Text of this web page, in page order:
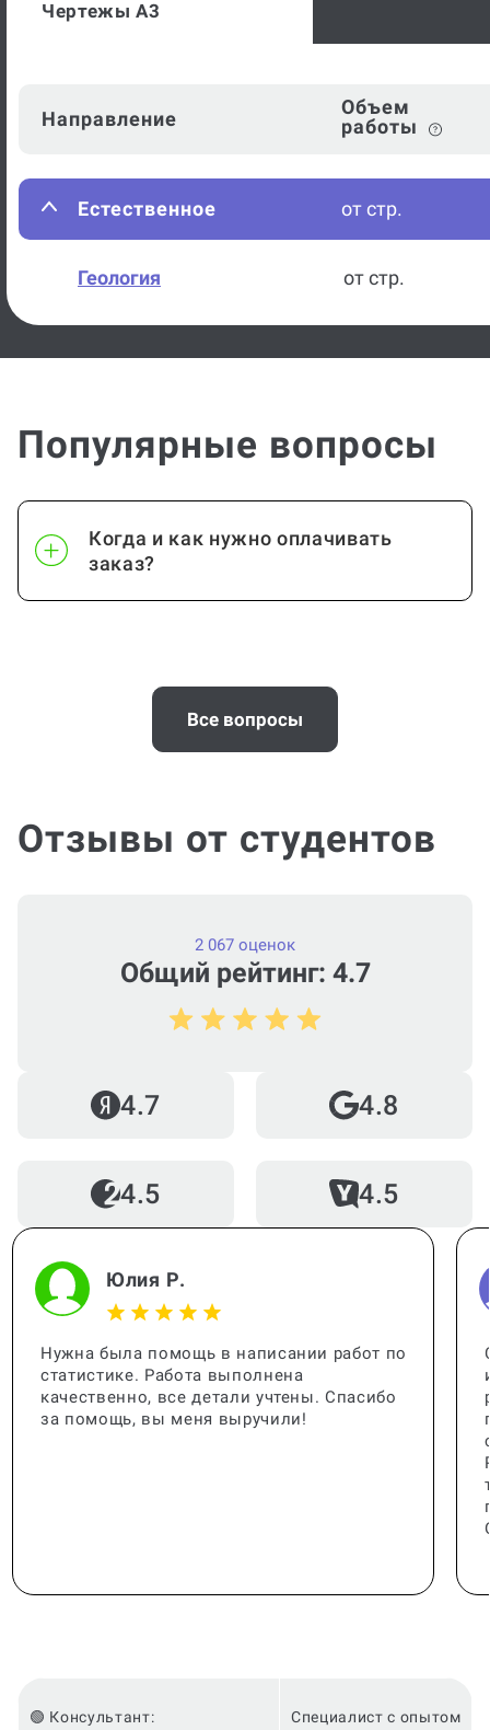
Чертежы А3
Направление
Объем
работы
Естественное от стр.
Геология от стр.
Популярные вопросы
Когда и как нужно оплачивать
заказ?
Все вопросы
Отзывы от студентов
Общий рейтинг: 4.7
2 067 оценок
4.7 4.8
4.5 4.5
Юлия Р.
Нужна была помощь в написании работ по
статистике. Работа выполнена
качественно, все детали учтены. Спасибо
за помощь, вы меня выручили!
🟢 Консультант: Специалист с опытом